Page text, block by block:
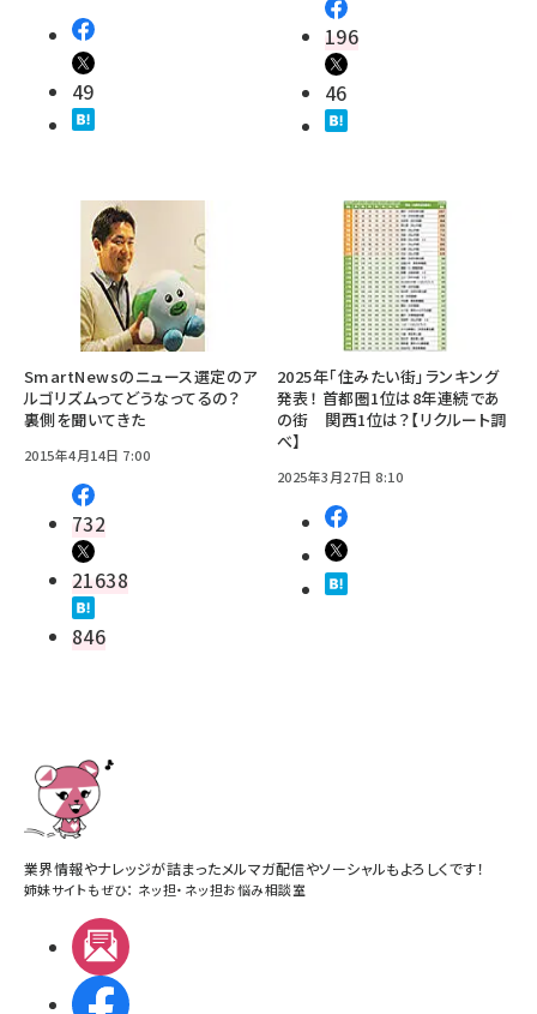
49
196
46
SmartNewsのニュース選定のア
ルゴリズムってどうなってるの？
裏側を聞いてきた
2015年4月14日 7:00
732
21638
846
2025年「住みたい街」ランキング
発表！ 首都圏1位は8年連続であ
の街 関西1位は？【リクルート調
べ】
2025年3月27日 8:10
業界情報やナレッジが詰まったメルマガ配信やソーシャルもよろしくです！
姉妹サイトもぜひ： ネッ担・ ネッ担お悩み相談室